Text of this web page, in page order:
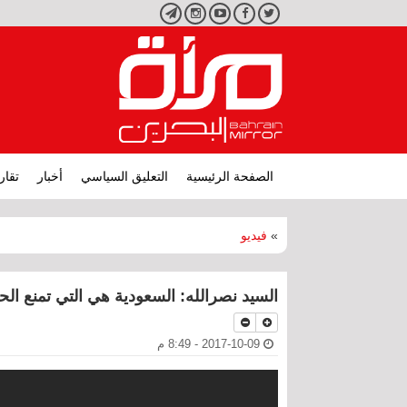
تويتر فيسبوكيوتيوبانستجرامتليجرام
الصفحة الرئيسية التعليق السياسي أخبار
» فيديو
السيد نصرالله: السعودية هي التي تمنع